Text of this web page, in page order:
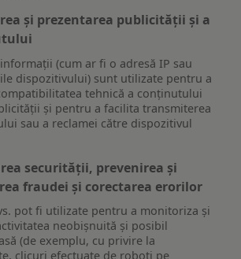
și prezentarea publicității și a
(cum ar fi o adresă IP sau
dispozitivului) sunt utilizate pentru a
tehnică a conținutului
și pentru a facilita transmiterea
sau a reclamei către dispozitivul
securității, prevenirea și
fraudei și corectarea erorilor
pot fi utilizate pentru a monitoriza și
neobișnuită și posibil
(de exemplu, cu privire la
clicuri efectuate de roboți pe